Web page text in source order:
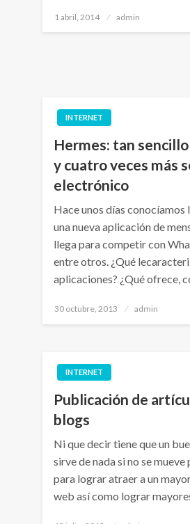
Publicado
1 abril, 2014 admin
INTERNET
Hermes: tan
y cuatro veces más
electrónico
Hace unos días conocíamos
una nueva aplicación de
llega para competir con
entre otros. ¿Qué
aplicaciones? ¿Qué ofrece,
Publicado
30 octubre, 2013 admin
INTERNET
Publicación de
blogs
Ni que decir tiene que un
sirve de nada si no se
para lograr atraer a un
web así como lograr